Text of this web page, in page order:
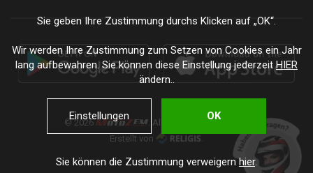
© 2026
. Alle Rechte vorbehalten.
Erstellt von
.
Sie geben Ihre Zustimmung durchs Klicken auf „OK“.
Wir werden Ihre Zustimmung zum Setzen von Cookies ein Jahr
lang aufbewahren. Sie können diese Einstellung jederzeitHIER
ändern..
Einstellungen OK
Sie können die Zustimmung verweigernhier.